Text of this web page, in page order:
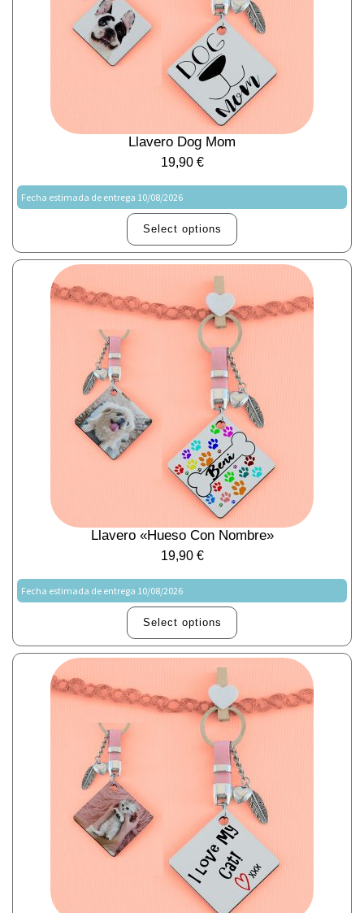
Llavero Dog Mom
19,90 €
Fecha estimada de entrega 10/08/2026
Select options
Llavero «Hueso Con Nombre»
19,90 €
Fecha estimada de entrega 10/08/2026
Select options